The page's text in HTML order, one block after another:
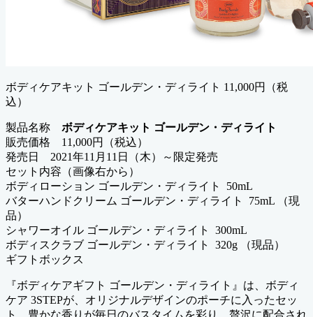
ボディケアキット ゴールデン・ディライト 11,000円（税
込）
製品名称 ボディケアキット ゴールデン・ディライト
販売価格 11,000円（税込）
発売日 2021年11月11日（木）～限定発売
セット内容（画像右から）
ボディローション ゴールデン・ディライト 50mL
バターハンドクリーム ゴールデン・ディライト 75mL （現
品）
シャワーオイル ゴールデン・ディライト 300mL
ボディスクラブ ゴールデン・ディライト 320g （現品）
ギフトボックス
『ボディケアギフト ゴールデン・ディライト』は、ボディ
ケア 3STEPが、オリジナルデザインのポーチに入ったセッ
ト。豊かな香りが毎日のバスタイムを彩り、贅沢に配合され